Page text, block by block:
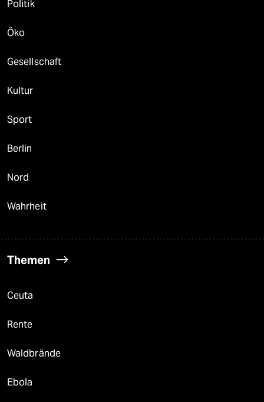
Politik
Öko
Gesellschaft
Kultur
Sport
Berlin
Nord
Wahrheit
Themen
Ceuta
Rente
Waldbrände
Ebola